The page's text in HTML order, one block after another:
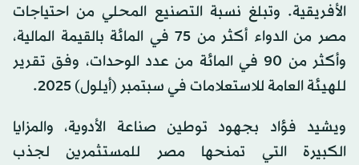
الأفريقية. وتبلغ نسبة التصنيع المحلي من احتياجات
مصر من الدواء أكثر من 75 في المائة بالقيمة المالية،
وأكثر من 90 في المائة من عدد الوحدات، وفق تقرير
للهيئة العامة للاستعلامات في سبتمبر (أيلول) 2025.
ويشيد فؤاد بجهود توطين صناعة الأدوية، والمزايا
الكبيرة التي تمنحها مصر للمستثمرين لجذب